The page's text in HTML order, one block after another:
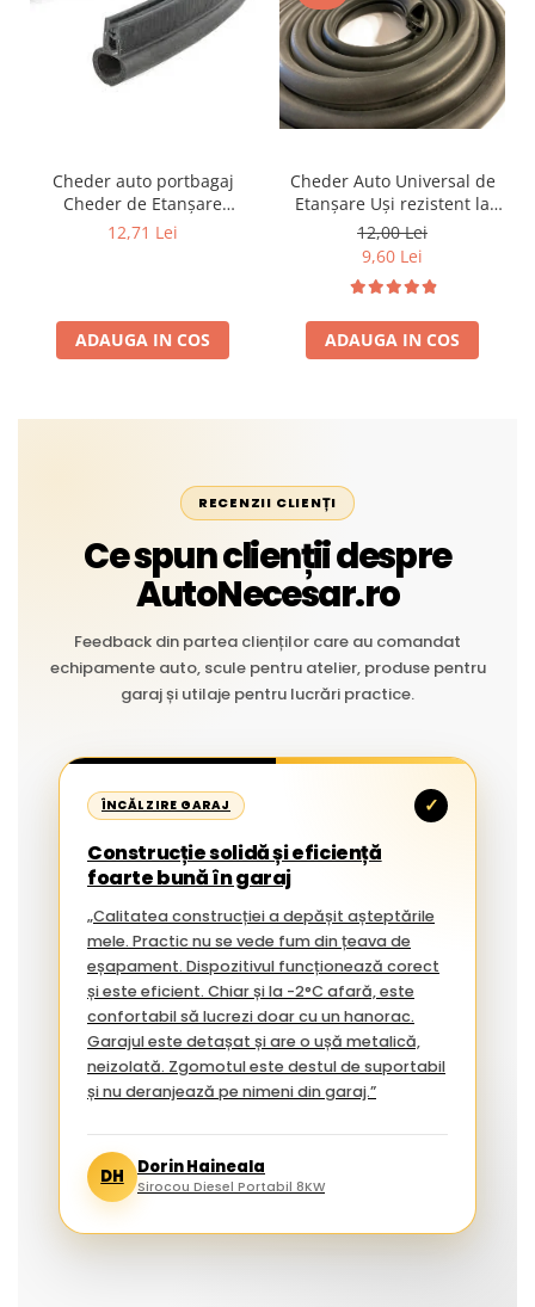
Cheder auto portbagaj
Cheder de Etanșare
Profesional din Cauciuc -
Liniar
12,71 Lei
ADAUGA IN COS
Cheder Auto Universal de
Etanșare Uși rezistent la
intemperii, raze UV,
îmbătrânire și temperaturi
extreme
12,00 Lei
9,60 Lei
ADAUGA IN COS
RECENZII CLIENȚI
Ce spun clienții despre
AutoNecesar.ro
Feedback din partea clienților care au comandat
echipamente auto, scule pentru atelier, produse pentru
garaj și utilaje pentru lucrări practice.
ÎNCĂLZIRE GARAJ ✓
Construcție solidă și eficiență
foarte bună în garaj
„Calitatea construcției a depășit așteptările
mele. Practic nu se vede fum din țeava de
eșapament. Dispozitivul funcționează corect
și este eficient. Chiar și la -2°C afară, este
confortabil să lucrezi doar cu un hanorac.
Garajul este detașat și are o ușă metalică,
neizolată. Zgomotul este destul de suportabil
și nu deranjează pe nimeni din garaj.”
DH Dorin Haineala
Sirocou Diesel Portabil 8KW